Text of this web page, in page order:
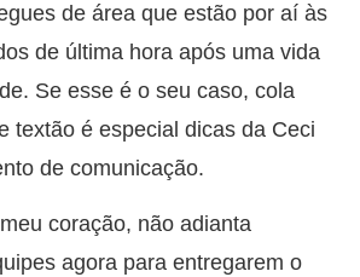
de área que estão por aí às
de última hora após uma vida
Se esse é o seu caso, cola
textão é especial dicas da Ceci
de comunicação.
coração, não adianta
agora para entregarem o